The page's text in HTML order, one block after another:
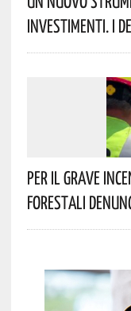
Investimenti. I
Per Il Grave
Forestali